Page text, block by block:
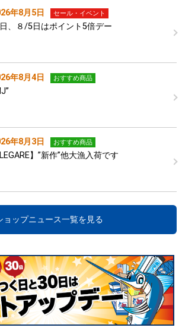
年8月5日 セール・イベント
、８/5日はポイント5倍デー
年8月4日 おすすめ商品
年8月3日 おすすめ商品
LEGARE】”新作”他大漁入荷です
ョップニュース一覧を見る